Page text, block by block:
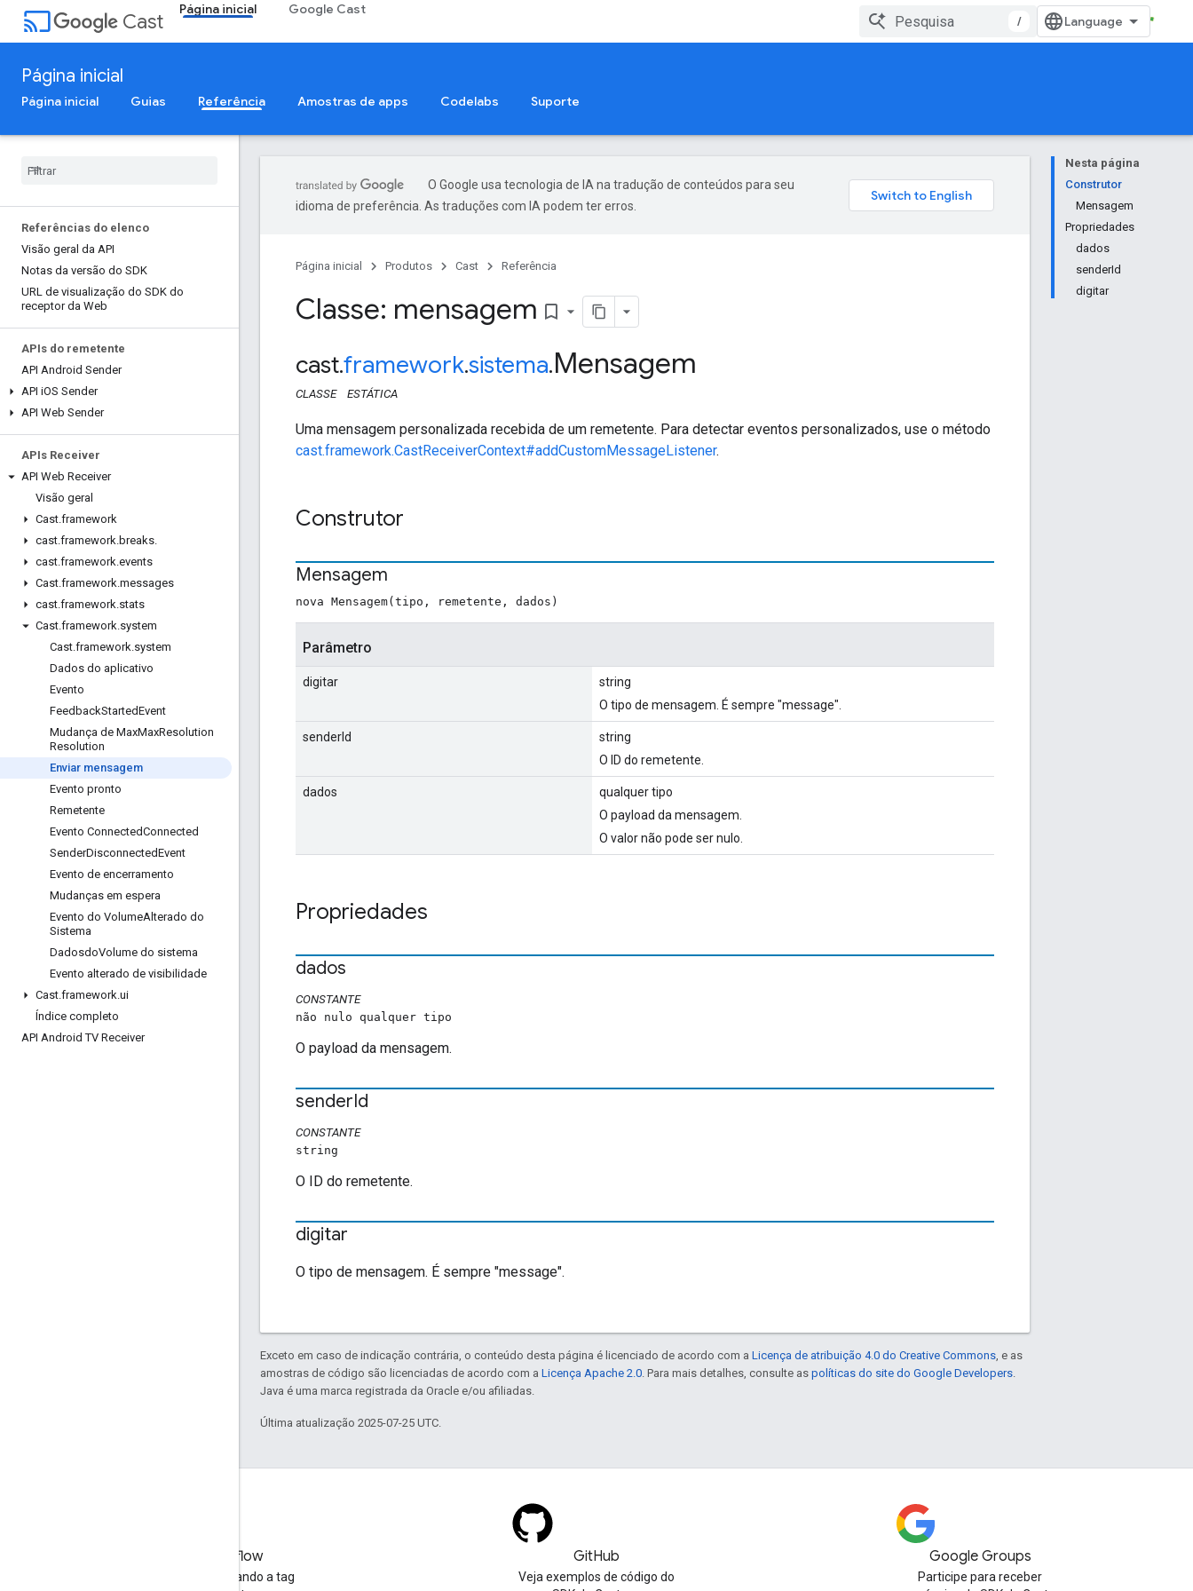
cast Cast
Página inicial Google Cast
/
Página inicial
Página inicial Guias Referência Amostras de apps Codelabs Suporte
Referências do elenco
Visão geral da API
Notas da versão do SDK
URL de visualização do SDK do
receptor da Web
APIs do remetente
API Android Sender
API iOS Sender
API Web Sender
APIs Receiver
API Web Receiver
Visão geral
Cast.framework
cast.framework.breaks.
cast.framework.events
Cast.framework.messages
cast.framework.stats
Cast.framework.system
Cast.framework.system
Dados do aplicativo
Evento
FeedbackStartedEvent
Mudança de MaxMaxResolution
Resolution
Enviar mensagem
Evento pronto
Remetente
Evento ConnectedConnected
SenderDisconnectedEvent
Evento de encerramento
Mudanças em espera
Evento do VolumeAlterado do
Sistema
DadosdoVolume do sistema
Evento alterado de visibilidade
Cast.framework.ui
Índice completo
API Android TV Receiver
Nesta página
Construtor
Mensagem
Propriedades
dados
senderId
digitar
O Google usa tecnologia de IA na tradução de conteúdos para seu
idioma de preferência. As traduções com IA podem ter erros.
Página inicial Produtos Cast Referência
Classe: mensagem bookmark_border
cast.framework.sistema.Mensagem
CLASSE ESTÁTICA
Uma mensagem personalizada recebida de um remetente. Para detectar eventos personalizados, use o método
cast.framework.CastReceiverContext#addCustomMessageListener.
Construtor
Mensagem
nova Mensagem(tipo, remetente, dados)
Parâmetro
digitar
string
O tipo de mensagem. É sempre "message".
senderId
string
O ID do remetente.
dados
qualquer tipo
O payload da mensagem.
O valor não pode ser nulo.
Propriedades
dados
CONSTANTE
não nulo qualquer tipo
O payload da mensagem.
senderId
CONSTANTE
string
O ID do remetente.
digitar
O tipo de mensagem. É sempre "message".
Exceto em caso de indicação contrária, o conteúdo desta página é licenciado de acordo com a Licença de atribuição 4.0 do Creative Commons , e as
amostras de código são licenciadas de acordo com a Licença Apache 2.0 . Para mais detalhes, consulte as políticas do site do Google Developers
Java é uma marca registrada da Oracle e/ou afiliadas.
Última atualização 2025-07-25 UTC.
Stack Overflow
Faça perguntas usando a tag
GitHub
Veja exemplos de código do
Google Groups
Participe para receber